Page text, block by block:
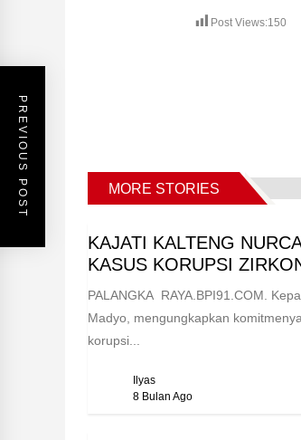
Post Views:150
PREVIOUS POST MORE STORIES
KAJATI KALTENG
KASUS KORUPSI
PALANGKA RAYA.BPI91.COM.
Madyo, mengungkapkan
korupsi...
Ilyas
8 Bulan Ago